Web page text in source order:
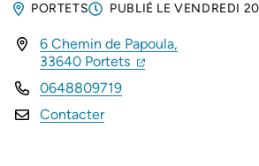
PORTETS
PUBLIÉ LEVENDREDI
INFOS UTILES
6 Chemin de Papoula,
33640 Portets (ouverture dans un
(ouverture dans
0648809719
Contacter